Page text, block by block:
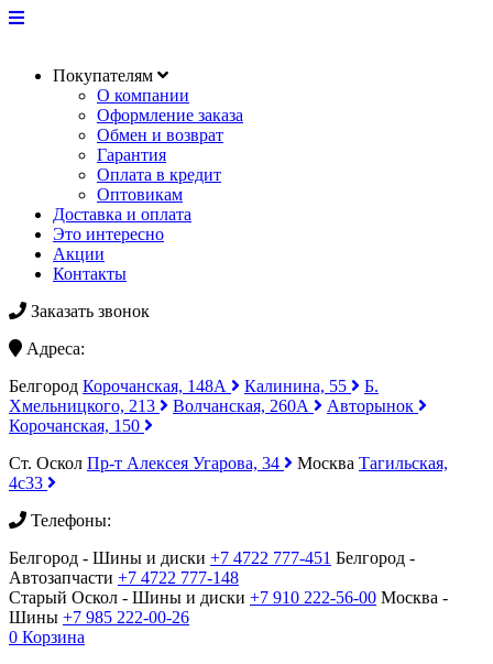
Покупателям
О компании
Оформление заказа
Обмен и возврат
Гарантия
Оплата в кредит
Оптовикам
Доставка и оплата
Это интересно
Акции
Контакты
Заказать звонок
Адреса:
Белгород Корочанская, 148А Калинина, 55
Б.
Хмельницкого, 213
Волчанская, 260А
Авторынок
Корочанская, 150
Ст. Оскол Пр-т Алексея Угарова, 34 Москва Тагильская,
4с33
Телефоны:
Белгород - Шины и диски +7 4722 777-451 Белгород -
Автозапчасти +7 4722 777-148
Старый Оскол - Шины и диски +7 910 222-56-00 Москва -
Шины +7 985 222-00-26
0 Корзина